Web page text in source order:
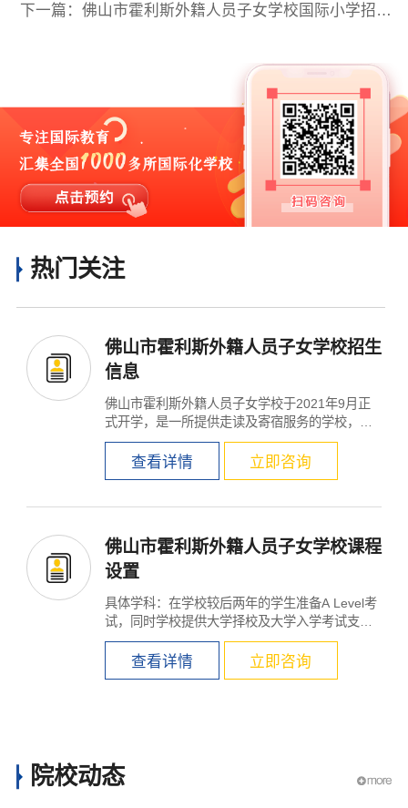
下一篇：佛山市霍利斯外籍人员子女学校国际小学招生简介
热门关注
佛山市霍利斯外籍人员子女学校招生
信息
佛山市霍利斯外籍人员子女学校于2021年9月正
式开学，是一所提供走读及寄宿服务的学校，为6
至18岁学生提供卓...
查看详情 立即咨询
佛山市霍利斯外籍人员子女学校课程
设置
具体学科：在学校较后两年的学生准备A Level考
试，同时学校提供大学择校及大学入学考试支
持。 授课语言：英...
查看详情 立即咨询
院校动态